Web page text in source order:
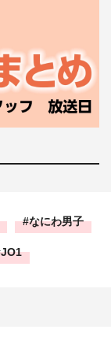
なにわ男子
JO1